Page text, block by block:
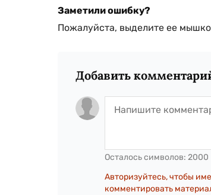
Заметили ошибку?
Пожалуйста, выделите ее
Добавить
Осталось символов: 2000
Авторизуйтесь, чтобы
комментировать